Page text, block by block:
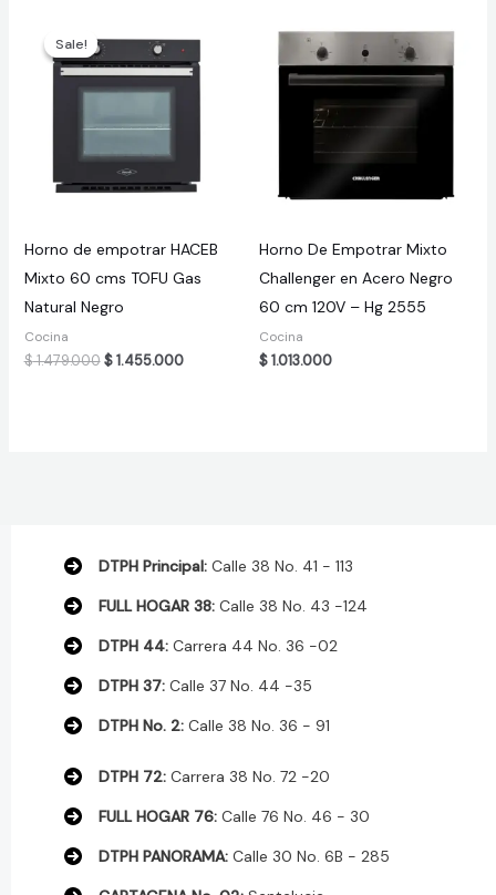
Sale!
Sale!
Horno de empotrar HACEB
Mixto 60 cms TOFU Gas
Natural Negro
Cocina
$1.479.000 Original
$1.455.000Current
Horno De Empotrar Mixto
Challenger en Acero Negro
60 cm 120V – Hg 2555
Cocina
$1.013.000
DTPH Principal: Calle 38 No. 41 - 113
FULL HOGAR 38: Calle 38 No. 43 -124
DTPH 44: Carrera 44 No. 36 -02
DTPH 37: Calle 37 No. 44 -35
DTPH No. 2: Calle 38 No. 36 - 91
DTPH 72: Carrera 38 No. 72 -20
FULL HOGAR 76: Calle 76 No. 46 - 30
DTPH PANORAMA: Calle 30 No. 6B - 285